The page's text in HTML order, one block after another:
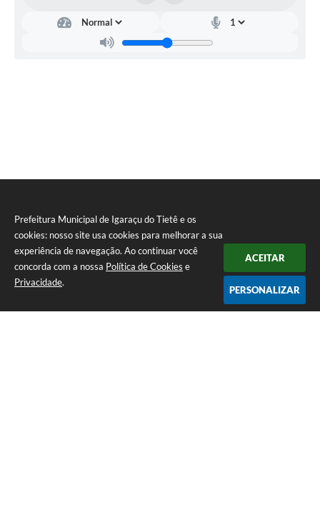
Prefeitura Municipal de Igaraçu do Tietê e os
cookies: nosso site usa cookies para melhorar a sua
experiência de navegação. Ao continuar você
concorda com a nossa Política de Cookies e
Privacidade.
ACEITAR
PERSONALIZAR